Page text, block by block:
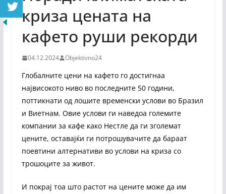
криза цената на
кафето руши рекорди
04.12.2024 Objektivno24
Глобалните цени на кафето го достигнаа
највисокото ниво во последните 50 години,
поттикнати од лошите временски услови во Бразил
и Виетнам. Овие услови ги наведоа големите
компании за кафе како Нестле да ги зголемат
цените, оставајќи ги потрошувачите да бараат
поевтини алтернативи во услови на криза со
трошоците за живот.
И покрај тоа што растот на цените може да им